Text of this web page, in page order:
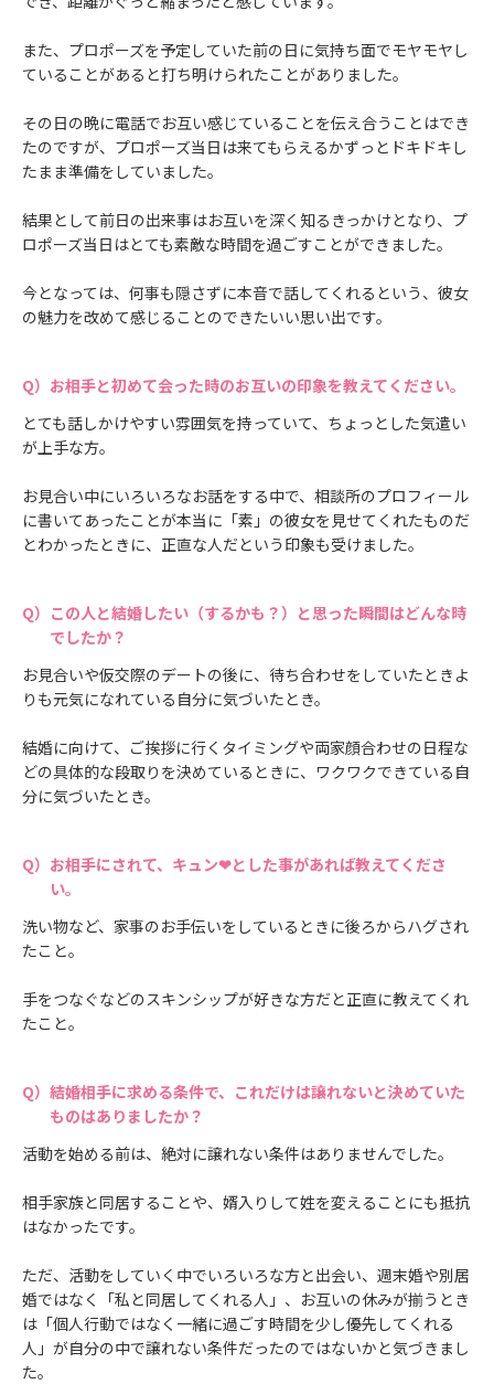
また、プロポーズを予定していた前の日に気持ち面でモヤモヤし
ていることがあると打ち明けられたことがありました。
その日の晩に電話でお互い感じていることを伝え合うことはでき
たのですが、プロポーズ当日は来てもらえるかずっとドキドキし
たまま準備をしていました。
結果として前日の出来事はお互いを深く知るきっかけとなり、プ
ロポーズ当日はとても素敵な時間を過ごすことができました。
今となっては、何事も隠さずに本音で話してくれるという、彼女
の魅力を改めて感じることのできたいい思い出です。
お相手と初めて会った時のお互いの印象を教えてください。
とても話しかけやすい雰囲気を持っていて、ちょっとした気遣い
が上手な方。
お見合い中にいろいろなお話をする中で、相談所のプロフィール
に書いてあったことが本当に「素」の彼女を見せてくれたものだ
とわかったときに、正直な人だという印象も受けました。
この人と結婚したい（するかも？）と思った瞬間はどんな時
でしたか？
お見合いや仮交際のデートの後に、待ち合わせをしていたときよ
りも元気になれている自分に気づいたとき。
結婚に向けて、ご挨拶に行くタイミングや両家顔合わせの日程な
どの具体的な段取りを決めているときに、ワクワクできている自
分に気づいたとき。
お相手にされて、キュン❤とした事があれば教えてくださ
い。
洗い物など、家事のお手伝いをしているときに後ろからハグされ
たこと。
手をつなぐなどのスキンシップが好きな方だと正直に教えてくれ
たこと。
結婚相手に求める条件で、これだけは譲れないと決めていた
ものはありましたか？
活動を始める前は、絶対に譲れない条件はありませんでした。
相手家族と同居することや、婿入りして姓を変えることにも抵抗
はなかったです。
ただ、活動をしていく中でいろいろな方と出会い、週末婚や別居
婚ではなく「私と同居してくれる人」、お互いの休みが揃うとき
は「個人行動ではなく一緒に過ごす時間を少し優先してくれる
人」が自分の中で譲れない条件だったのではないかと気づきまし
た。